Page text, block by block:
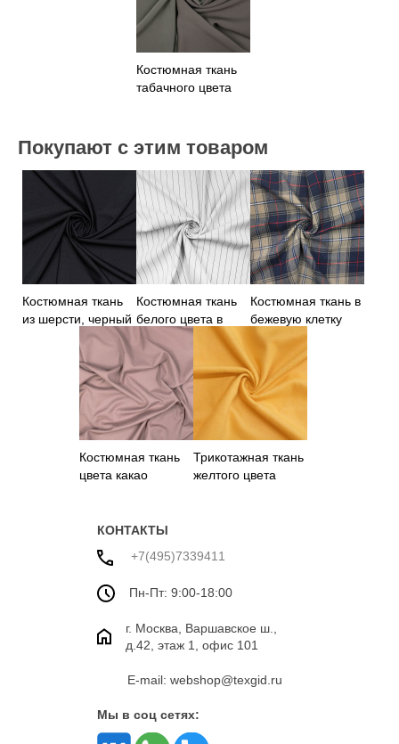
Костюмная ткань
табачного цвета
Покупают с этим товаром
Костюмная ткань
из шерсти, черный
цвет, Германия
Костюмная ткань
белого цвета в
полоску
Костюмная ткань в
бежевую клетку
Костюмная ткань
цвета какао
Трикотажная ткань
желтого цвета
КОНТАКТЫ
+7(495)7339411
Пн-Пт: 9:00-18:00
г. Москва, Варшавское ш.,
д.42, этаж 1, офис 101
E-mail: webshop@texgid.ru
Мы в соц сетях: